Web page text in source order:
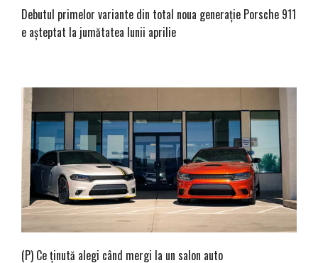
Debutul primelor variante din total noua generație Porsche 911
e așteptat la jumătatea lunii aprilie
(P) Ce ţinută alegi când mergi la un salon auto